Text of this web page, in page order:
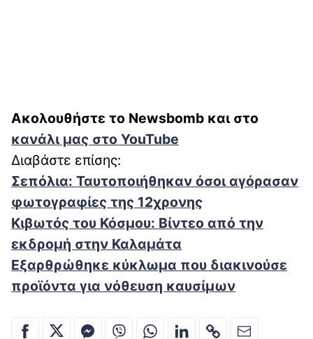
Ακολουθήστε το Newsbomb και στο
κανάλι μας στο YouTube
Διαβάστε επίσης:
Σεπόλια: Ταυτοποιήθηκαν όσοι αγόρασαν
φωτογραφίες της 12χρονης
Κιβωτός του Κόσμου: Βίντεο από την
εκδρομή στην Καλαμάτα
Εξαρθρώθηκε κύκλωμα που διακινούσε
προϊόντα για νόθευση καυσίμων